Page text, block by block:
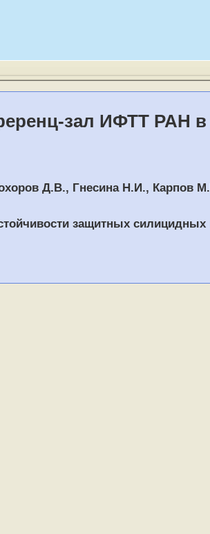
зал ИФТТ РАН в
Д.В., Гнесина Н.И., Карпов
защитных силицидных